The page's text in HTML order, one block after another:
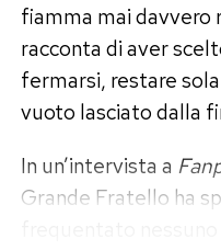
fiamma mai davvero
racconta di aver
fermarsi, restare
vuoto lasciato dalla
In un’intervista a
Grande Fratello ha